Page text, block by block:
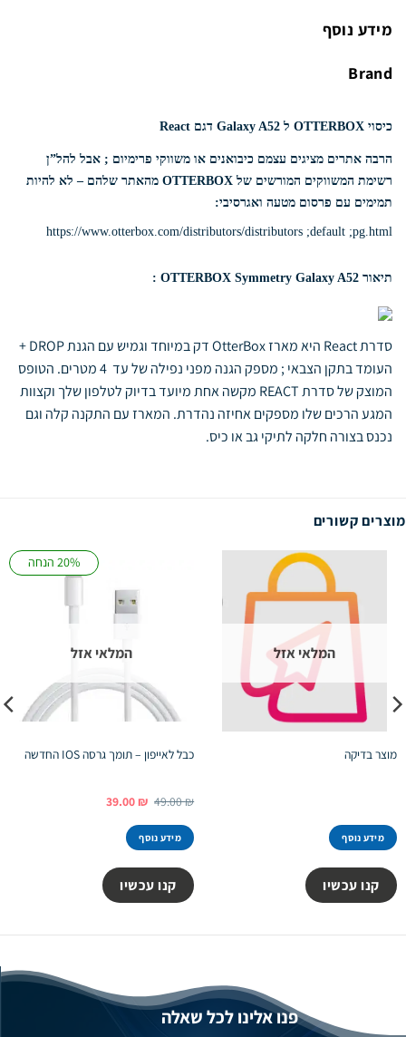
מידע נוסף
Brand
כיסוי OTTERBOX ל Galaxy A52 דגם React
הרבה אתרים מציגים עצמם כיבואנים או משווקי פרימיום ; אבל להל”ן
רשימת המשווקים המורשים של OTTERBOX מהאתר שלהם
– לא להיות
תמימים עם פרסום מטעה ואגרסיבי:
https://www.otterbox.com/distributors/distributors ;default ;pg.html
תיאור OTTERBOX Symmetry Galaxy A52 :
סדרת React היא מארז OtterBox דק במיוחד וגמיש עם הגנת
DROP +
העומד בתקן הצבאי ; מספק הגנה מפני נפילה של עד 4 מטרים.
הטופס
המוצק של סדרת REACT מקשה אחת מיועד בדיוק לטלפון שלך וקצוות
המגע הרכים שלו מספקים אחיזה נהדרת. המארז עם התקנה קלה וגם
נכנס בצורה חלקה לתיקי גב או כיס.
מוצרים קשורים
המלאי אזל
מוצר בדיקה
מידע נוסף
קנו עכשיו
20% הנחה
המלאי אזל
כבל לאייפון – תומך גרסה IOS החדשה
49.00₪ המחיר
היה:
49.00 ₪.
39.00₪ המחיר
מידע נוסף
קנו עכשיו
פנו אלינו לכל שאלה